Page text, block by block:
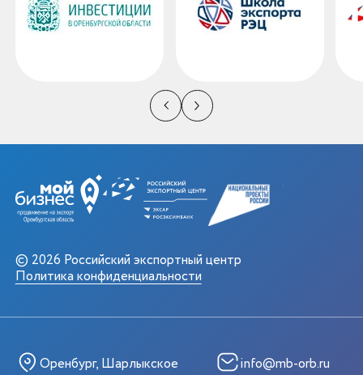
© 2026 Российский экспортный центр
Политика конфиденциальности
Оренбург, Шарлыкское
info@mb-orb.ru